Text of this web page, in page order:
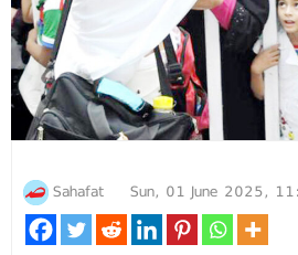
Sahafat Sun, 01 June 2025,